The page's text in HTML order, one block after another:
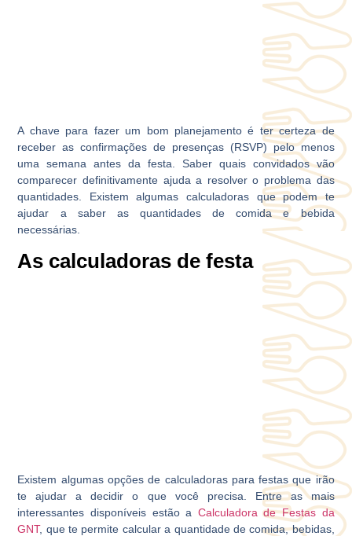
A chave para fazer um bom planejamento é ter certeza de
receber as confirmações de presenças (RSVP) pelo menos
uma semana antes da festa. Saber quais convidados vão
comparecer definitivamente ajuda a resolver o problema das
quantidades. Existem algumas calculadoras que podem te
ajudar a saber as quantidades de comida e bebida
necessárias.
As calculadoras de festa
Existem algumas opções de calculadoras para festas que irão
te ajudar a decidir o que você precisa. Entre as mais
interessantes disponíveis estão a Calculadora de Festas da
GNT, que te permite calcular a quantidade de comida, bebidas,